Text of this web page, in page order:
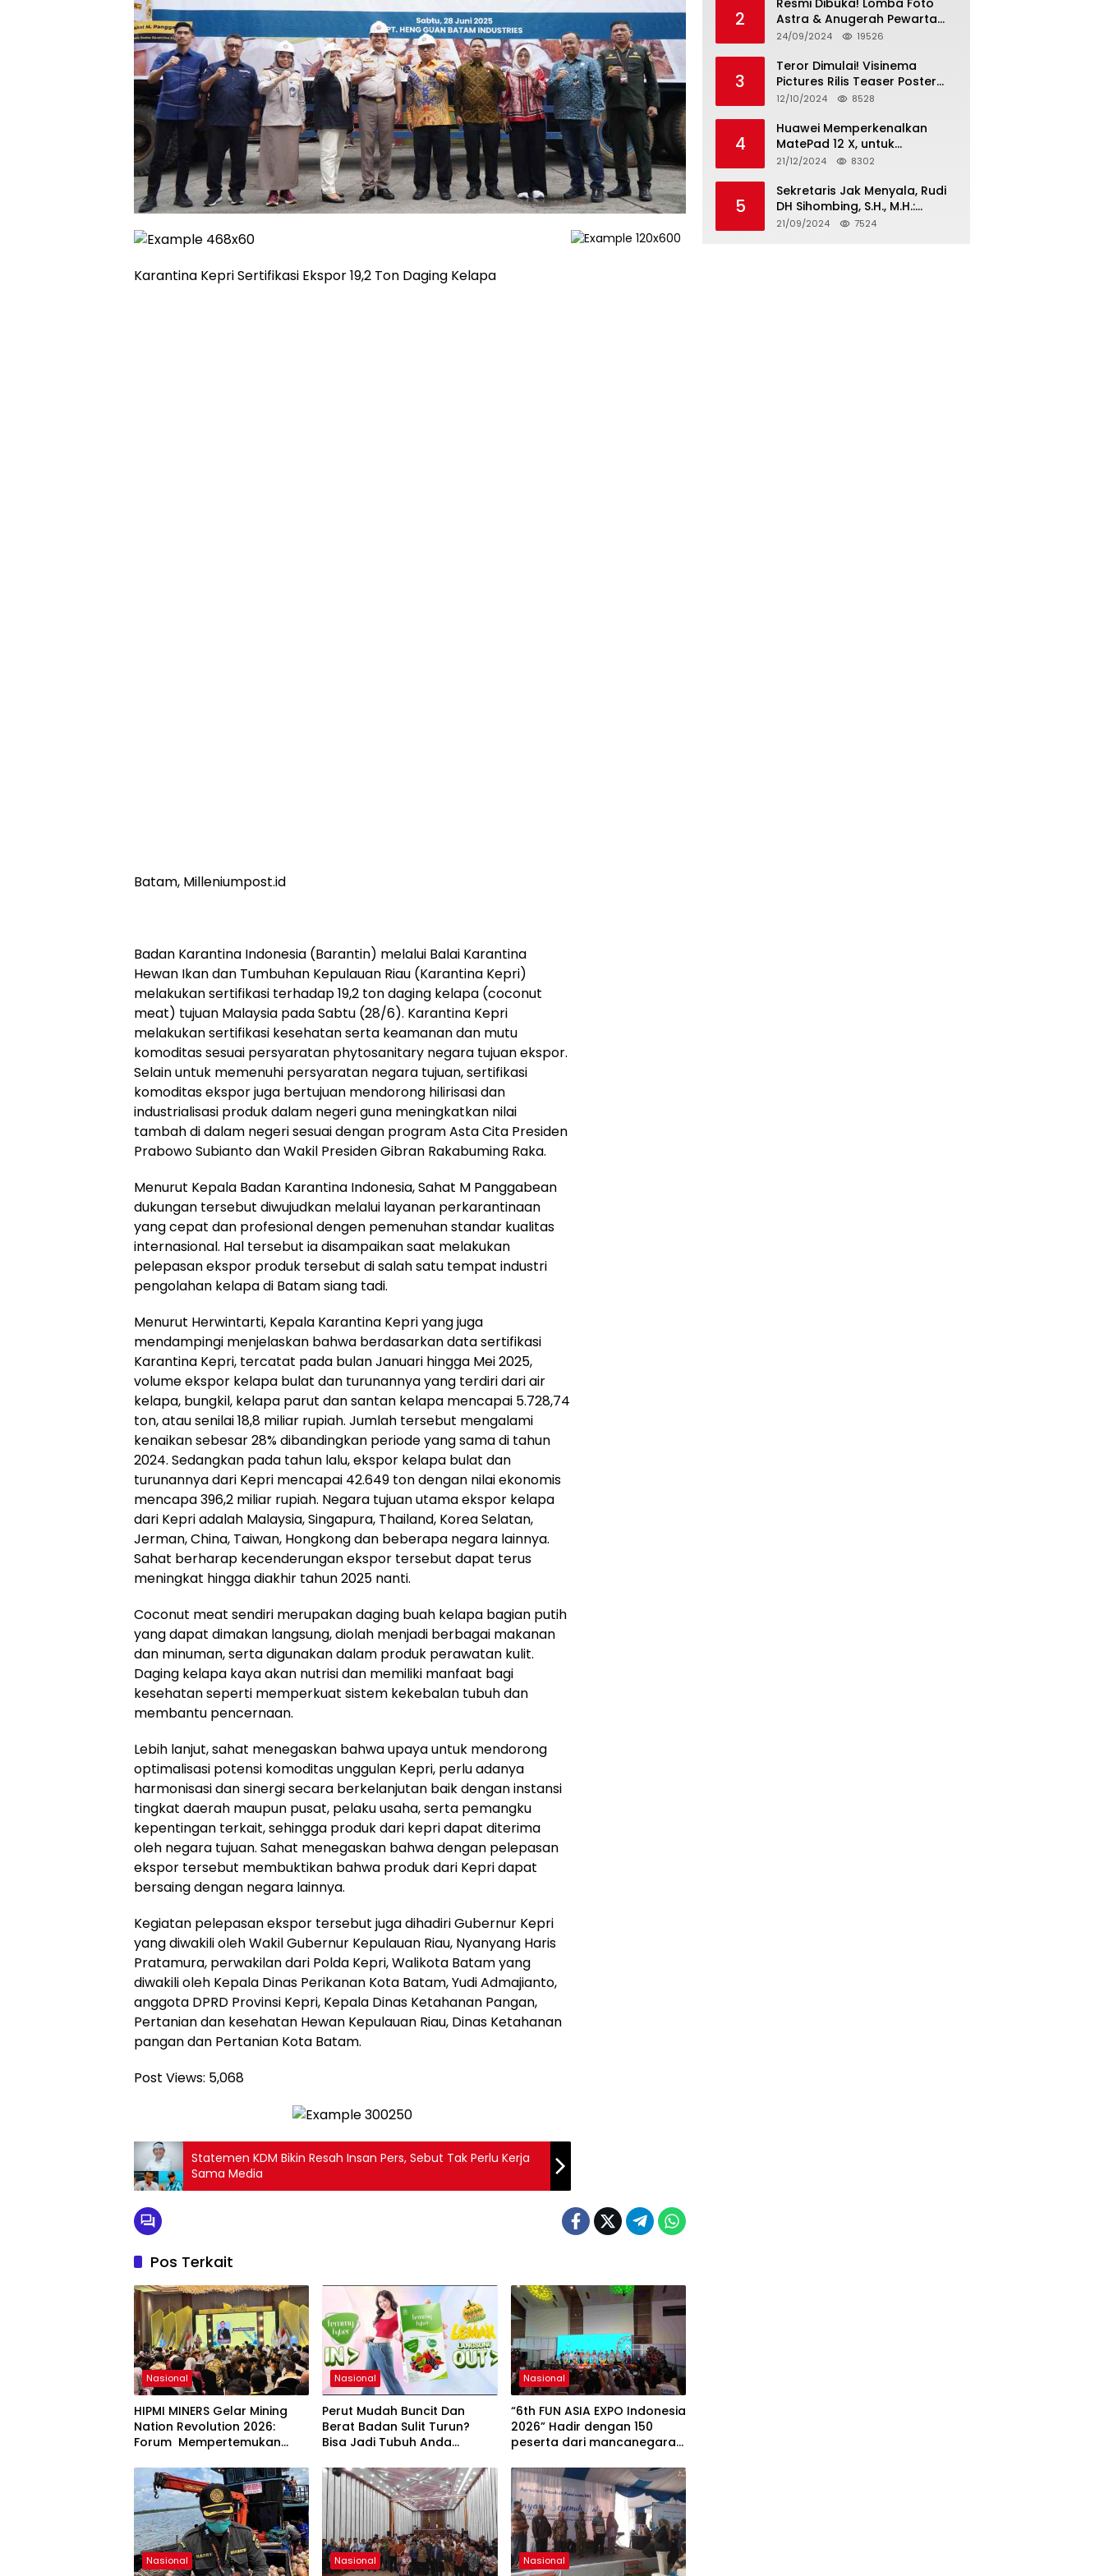
Karantina Kepri Sertifikasi Ekspor 19,2 Ton Daging Kelapa
Batam, Milleniumpost.id
Badan Karantina Indonesia (Barantin) melalui Balai Karantina
Hewan Ikan dan Tumbuhan Kepulauan Riau (Karantina Kepri)
melakukan sertifikasi terhadap 19,2 ton daging kelapa (coconut
meat) tujuan Malaysia pada Sabtu (28/6). Karantina Kepri
melakukan sertifikasi kesehatan serta keamanan dan mutu
komoditas sesuai persyaratan phytosanitary negara tujuan ekspor.
Selain untuk memenuhi persyaratan negara tujuan, sertifikasi
komoditas ekspor juga bertujuan mendorong hilirisasi dan
industrialisasi produk dalam negeri guna meningkatkan nilai
tambah di dalam negeri sesuai dengan program Asta Cita Presiden
Prabowo Subianto dan Wakil Presiden Gibran Rakabuming Raka.
Menurut Kepala Badan Karantina Indonesia, Sahat M Panggabean
dukungan tersebut diwujudkan melalui layanan perkarantinaan
yang cepat dan profesional dengen pemenuhan standar kualitas
internasional. Hal tersebut ia disampaikan saat melakukan
pelepasan ekspor produk tersebut di salah satu tempat industri
pengolahan kelapa di Batam siang tadi.
Menurut Herwintarti, Kepala Karantina Kepri yang juga
mendampingi menjelaskan bahwa berdasarkan data sertifikasi
Karantina Kepri, tercatat pada bulan Januari hingga Mei 2025,
volume ekspor kelapa bulat dan turunannya yang terdiri dari air
kelapa, bungkil, kelapa parut dan santan kelapa mencapai 5.728,74
ton, atau senilai 18,8 miliar rupiah. Jumlah tersebut mengalami
kenaikan sebesar 28% dibandingkan periode yang sama di tahun
2024. Sedangkan pada tahun lalu, ekspor kelapa bulat dan
turunannya dari Kepri mencapai 42.649 ton dengan nilai ekonomis
mencapa 396,2 miliar rupiah. Negara tujuan utama ekspor kelapa
dari Kepri adalah Malaysia, Singapura, Thailand, Korea Selatan,
Jerman, China, Taiwan, Hongkong dan beberapa negara lainnya.
Sahat berharap kecenderungan ekspor tersebut dapat terus
meningkat hingga diakhir tahun 2025 nanti.
Coconut meat sendiri merupakan daging buah kelapa bagian putih
yang dapat dimakan langsung, diolah menjadi berbagai makanan
dan minuman, serta digunakan dalam produk perawatan kulit.
Daging kelapa kaya akan nutrisi dan memiliki manfaat bagi
kesehatan seperti memperkuat sistem kekebalan tubuh dan
membantu pencernaan.
Lebih lanjut, sahat menegaskan bahwa upaya untuk mendorong
optimalisasi potensi komoditas unggulan Kepri, perlu adanya
harmonisasi dan sinergi secara berkelanjutan baik dengan instansi
tingkat daerah maupun pusat, pelaku usaha, serta pemangku
kepentingan terkait, sehingga produk dari kepri dapat diterima
oleh negara tujuan. Sahat menegaskan bahwa dengan pelepasan
ekspor tersebut membuktikan bahwa produk dari Kepri dapat
bersaing dengan negara lainnya.
Kegiatan pelepasan ekspor tersebut juga dihadiri Gubernur Kepri
yang diwakili oleh Wakil Gubernur Kepulauan Riau, Nyanyang Haris
Pratamura, perwakilan dari Polda Kepri, Walikota Batam yang
diwakili oleh Kepala Dinas Perikanan Kota Batam, Yudi Admajianto,
anggota DPRD Provinsi Kepri, Kepala Dinas Ketahanan Pangan,
Pertanian dan kesehatan Hewan Kepulauan Riau, Dinas Ketahanan
pangan dan Pertanian Kota Batam.
Post Views: 5,068
Statemen KDM Bikin Resah Insan Pers, Sebut Tak Perlu Kerja
Sama Media
Pos Terkait
Nasional
HIPMI MINERS Gelar Mining
Nation Revolution 2026:
Forum Mempertemukan
Investor, Akademisi, dan
Pengusaha dalam
Mendukung Percepatan
Hilirisasi Nasional.
Nasional
Perut Mudah Buncit Dan
Berat Badan Sulit Turun?
Bisa Jadi Tubuh Anda
Nasional
“6th FUN ASIA EXPO Indonesia
2026” Hadir dengan 150
peserta dari mancanegara
Rekreasi dan Ekosistem
Pariwisata di Tanah Air
Nasional Nasional Nasional
2
Resmi Dibuka! Lomba Foto
Astra & Anugerah Pewarta
Astra 2024: Bersama,
24/09/2024 19526
3
Teror Dimulai! Visinema
Pictures Rilis Teaser Poster
Wanita Ahli Neraka, Siap
November 2024
12/10/2024 8528
4
Huawei Memperkenalkan
MatePad 12 X, untuk
Pengalaman Lebih dari
Bright dan Desain Stylish
Tablet Ringan yang Hadirkan
Standar Baru untuk
21/12/2024 8302
5
Sekretaris Jak Menyala, Rudi
DH Sihombing, S.H., M.H.:
Cagub & Cawagub DKI
21/09/2024 7524